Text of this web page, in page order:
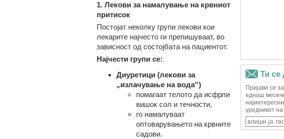
1. Лекови за намалување на крвниот
притисок
Постојат неколку групи лекови кои
лекарите најчесто ги препишуваат, во
зависност од состојбата на пациентот.
Најчести групи се:
Диуретици (лекови за
„излачување на вода“)
помагаат телото да исфрли
вишок сол и течности,
го намалуваат
оптоварувањето на крвните
садови.